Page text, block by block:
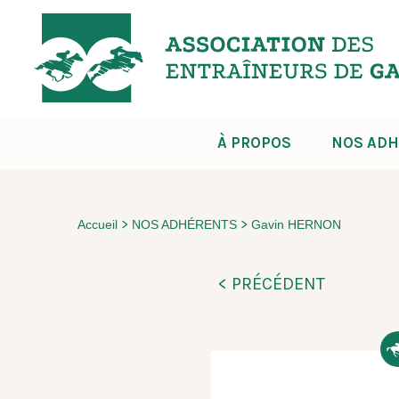
À PROPOS NOS
Accueil > NOS ADHÉRENTS > Gavin HERNON
< PRÉCÉDENT